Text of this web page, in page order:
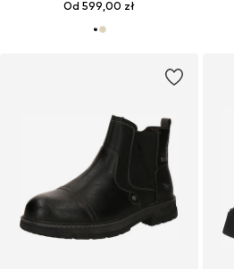
Od 599,00 zł